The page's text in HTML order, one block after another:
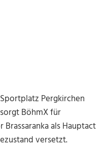
Pergkirchen
BöhmX für
als Hauptact
versetzt.